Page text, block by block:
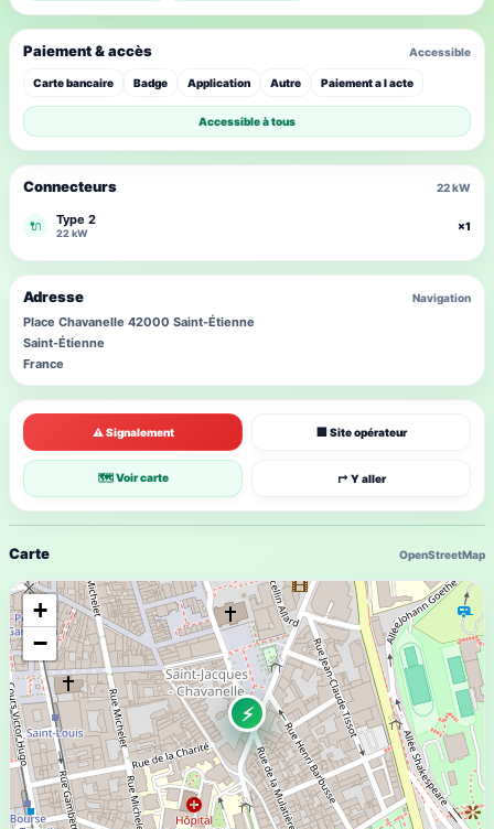
Carte OpenStreetMap
⚡
+
−
⚠ Signalement 🏢 Site opérateur
🗺 Voir carte ↱ Y aller
Connecteurs 22 kW
🔌 Type 2
22 kW
×1
Paiement & accès Accessible
Carte bancaire Badge Application Autre Paiement a l acte
Accessible à tous
Adresse Navigation
Place Chavanelle 42000 Saint-Étienne
Saint-Étienne
France